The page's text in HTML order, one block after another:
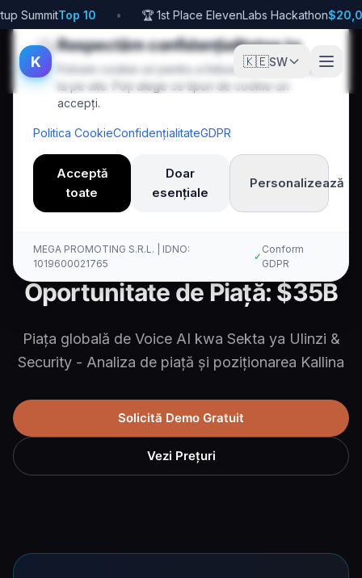
🍪Respectăm confidențialitatea ta
Folosim cookie-uri pentru a îmbunătăți experiența
ta pe site. Poți alege ce tipuri de cookie-uri
accepți.
Politica CookieConfidențialitateGDPR
Acceptă
toate
Doar
esențiale
Personalizează
MEGA PROMOTING S.R.L. | IDNO:
1019600021765
✓
Conform
GDPR
SummitTop 10 • 🏆 1st Place ElevenLabs Hackathon
K 🇰🇪SW
Defense Market Opportunity
Kallina Voice AI
Oportunitate de Piață: $35B
Piața globală de Voice AI kwa Sekta ya Ulinzi &
Security - Analiza de piață și poziționarea Kallina
Solicită Demo Gratuit
Vezi Prețuri